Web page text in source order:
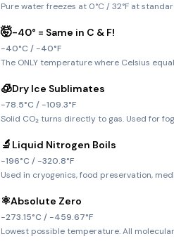
Pure water freezes at 0°C / 32°F at
🤯-40° = Same in C & F!
-40°C / -40°F
The ONLY temperature where Celsius
🧊Dry Ice Sublimates
-78.5°C / -109.3°F
Solid CO₂ turns directly to gas. Used for
🔬 Liquid Nitrogen Boils
-196°C / -320.8°F
Used in cryogenics, food preservation,
⚛️Absolute Zero
-273.15°C / -459.67°F
Lowest possible temperature. All